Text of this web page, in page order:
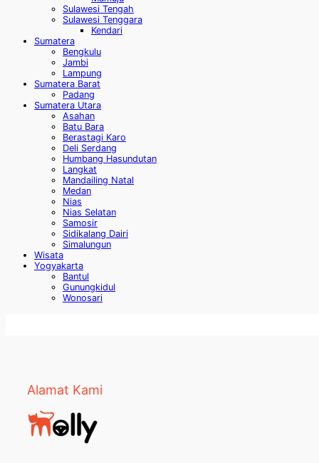
Sulawesi Tengah
Sulawesi Tenggara
Kendari
Sumatera
Bengkulu
Jambi
Lampung
Sumatera Barat
Padang
Sumatera Utara
Asahan
Batu Bara
Berastagi Karo
Deli Serdang
Humbang Hasundutan
Langkat
Mandailing Natal
Medan
Nias
Nias Selatan
Samosir
Sidikalang Dairi
Simalungun
Wisata
Yogyakarta
Bantul
Gunungkidul
Wonosari
Alamat Kami